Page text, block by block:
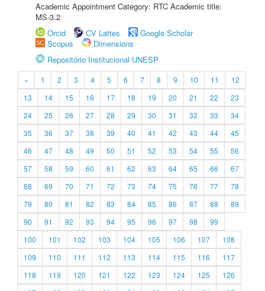
Academic Appointment Category: RTC Academic title:
MS-3.2
Orcid
CV Lattes
Google Scholar
Scopus
Dimensions
Repositório Institucional UNESP
« 1 2 3 4 5 6 7 8 9 10 11
12
13
14 15 16 17 18 19 20 21 22
23
24
25 26 27 28 29 30 31 32 33
34
35
36 37 38 39 40 41 42 43 44
45
46
47 48 49 50 51 52 53 54 55
56
57
58 59 60 61 62 63 64 65 66
67
68
69 70 71 72 73 74 75 76 77
78
79
80 81 82 83 84 85 86 87 88
89
90
91 92 93 94 95 96 97 98
99
100
101 102 103 104 105 106 107
108
109
110 111 112 113 114 115 116
117
118
119 120 121 122 123 124 125
126